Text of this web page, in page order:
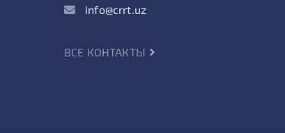
info@crrt.uz
ВСЕ КОНТАКТЫ